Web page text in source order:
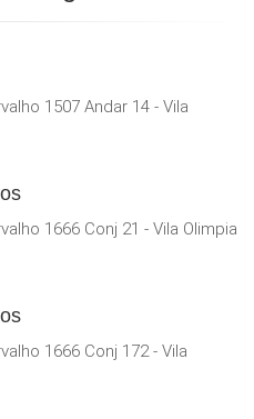
1507 Andar 14 - Vila
1666 Conj 21 - Vila Olimpia
1666 Conj 172 - Vila